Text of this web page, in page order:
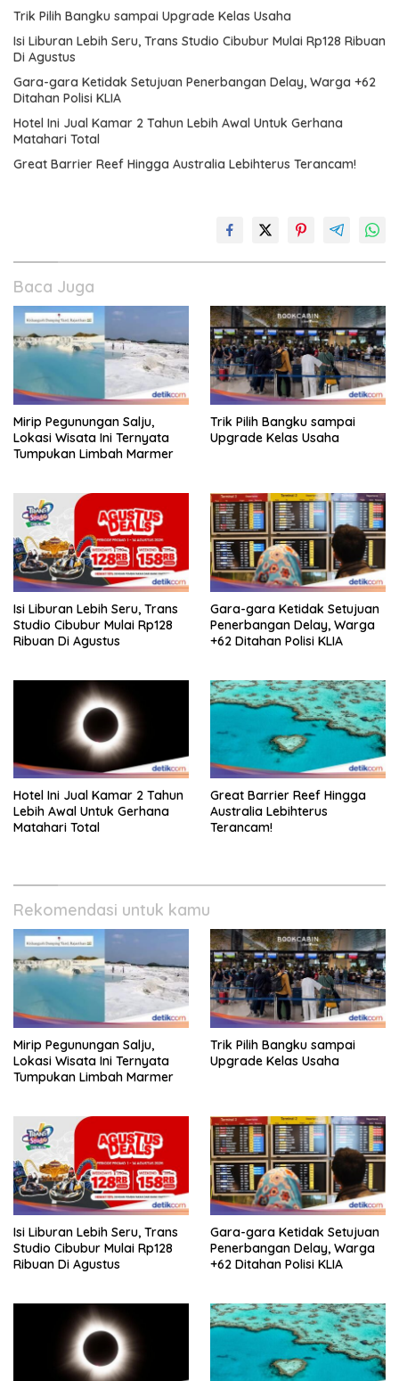
Trik Pilih Bangku sampai Upgrade Kelas Usaha
Isi Liburan Lebih Seru, Trans Studio Cibubur Mulai Rp128 Ribuan
Di Agustus
Gara-gara Ketidak Setujuan Penerbangan Delay, Warga +62
Ditahan Polisi KLIA
Hotel Ini Jual Kamar 2 Tahun Lebih Awal Untuk Gerhana
Matahari Total
Great Barrier Reef Hingga Australia Lebihterus Terancam!
Baca Juga
Mirip Pegunungan Salju,
Lokasi Wisata Ini Ternyata
Tumpukan Limbah Marmer
Trik Pilih Bangku sampai
Upgrade Kelas Usaha
Isi Liburan Lebih Seru, Trans
Studio Cibubur Mulai Rp128
Ribuan Di Agustus
Gara-gara Ketidak Setujuan
Penerbangan Delay, Warga
+62 Ditahan Polisi KLIA
Hotel Ini Jual Kamar 2 Tahun
Lebih Awal Untuk Gerhana
Matahari Total
Great Barrier Reef Hingga
Australia Lebihterus
Terancam!
Rekomendasi untuk kamu
Mirip Pegunungan Salju,
Lokasi Wisata Ini Ternyata
Tumpukan Limbah Marmer
Trik Pilih Bangku sampai
Upgrade Kelas Usaha
Isi Liburan Lebih Seru, Trans
Studio Cibubur Mulai Rp128
Ribuan Di Agustus
Gara-gara Ketidak Setujuan
Penerbangan Delay, Warga
+62 Ditahan Polisi KLIA